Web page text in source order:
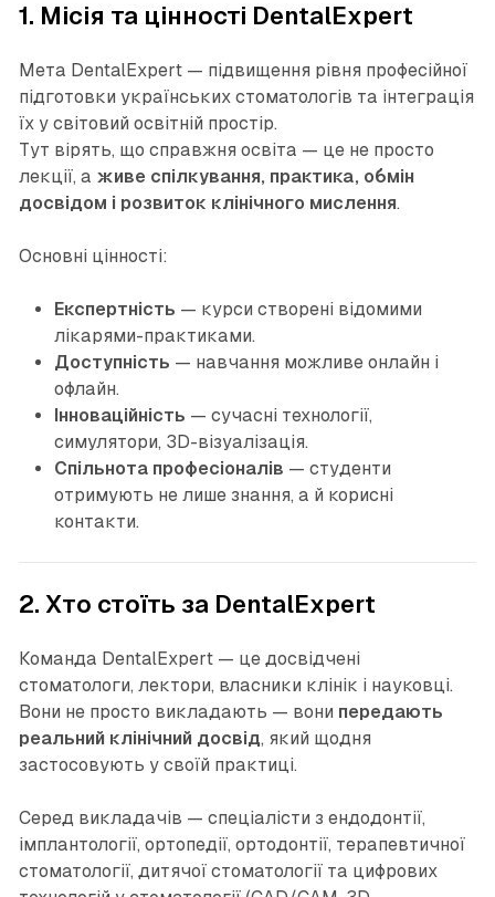
1. Місія та цінності DentalExpert
Мета DentalExpert — підвищення рівня професійної
підготовки українських стоматологів та інтеграція
їх у світовий освітній простір.
Тут вірять, що справжня освіта — це не просто
лекції, а живе спілкування, практика, обмін
досвідом і розвиток клінічного мислення.
Основні цінності:
Експертність — курси створені відомими
лікарями-практиками.
Доступність — навчання можливе онлайн і
офлайн.
Інноваційність — сучасні технології,
симулятори, 3D-візуалізація.
Спільнота професіоналів — студенти
отримують не лише знання, а й корисні
контакти.
2. Хто стоїть за DentalExpert
Команда DentalExpert — це досвідчені
стоматологи, лектори, власники клінік і науковці.
Вони не просто викладають — вони передають
реальний клінічний досвід, який щодня
застосовують у своїй практиці.
Серед викладачів — спеціалісти з ендодонтії,
імплантології, ортопедії, ортодонтії, терапевтичної
стоматології, дитячої стоматології та цифрових